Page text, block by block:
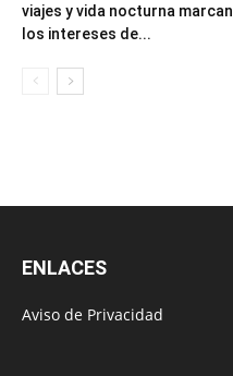
viajes y vida nocturna marcan
los intereses de...
ENLACES
Aviso de Privacidad